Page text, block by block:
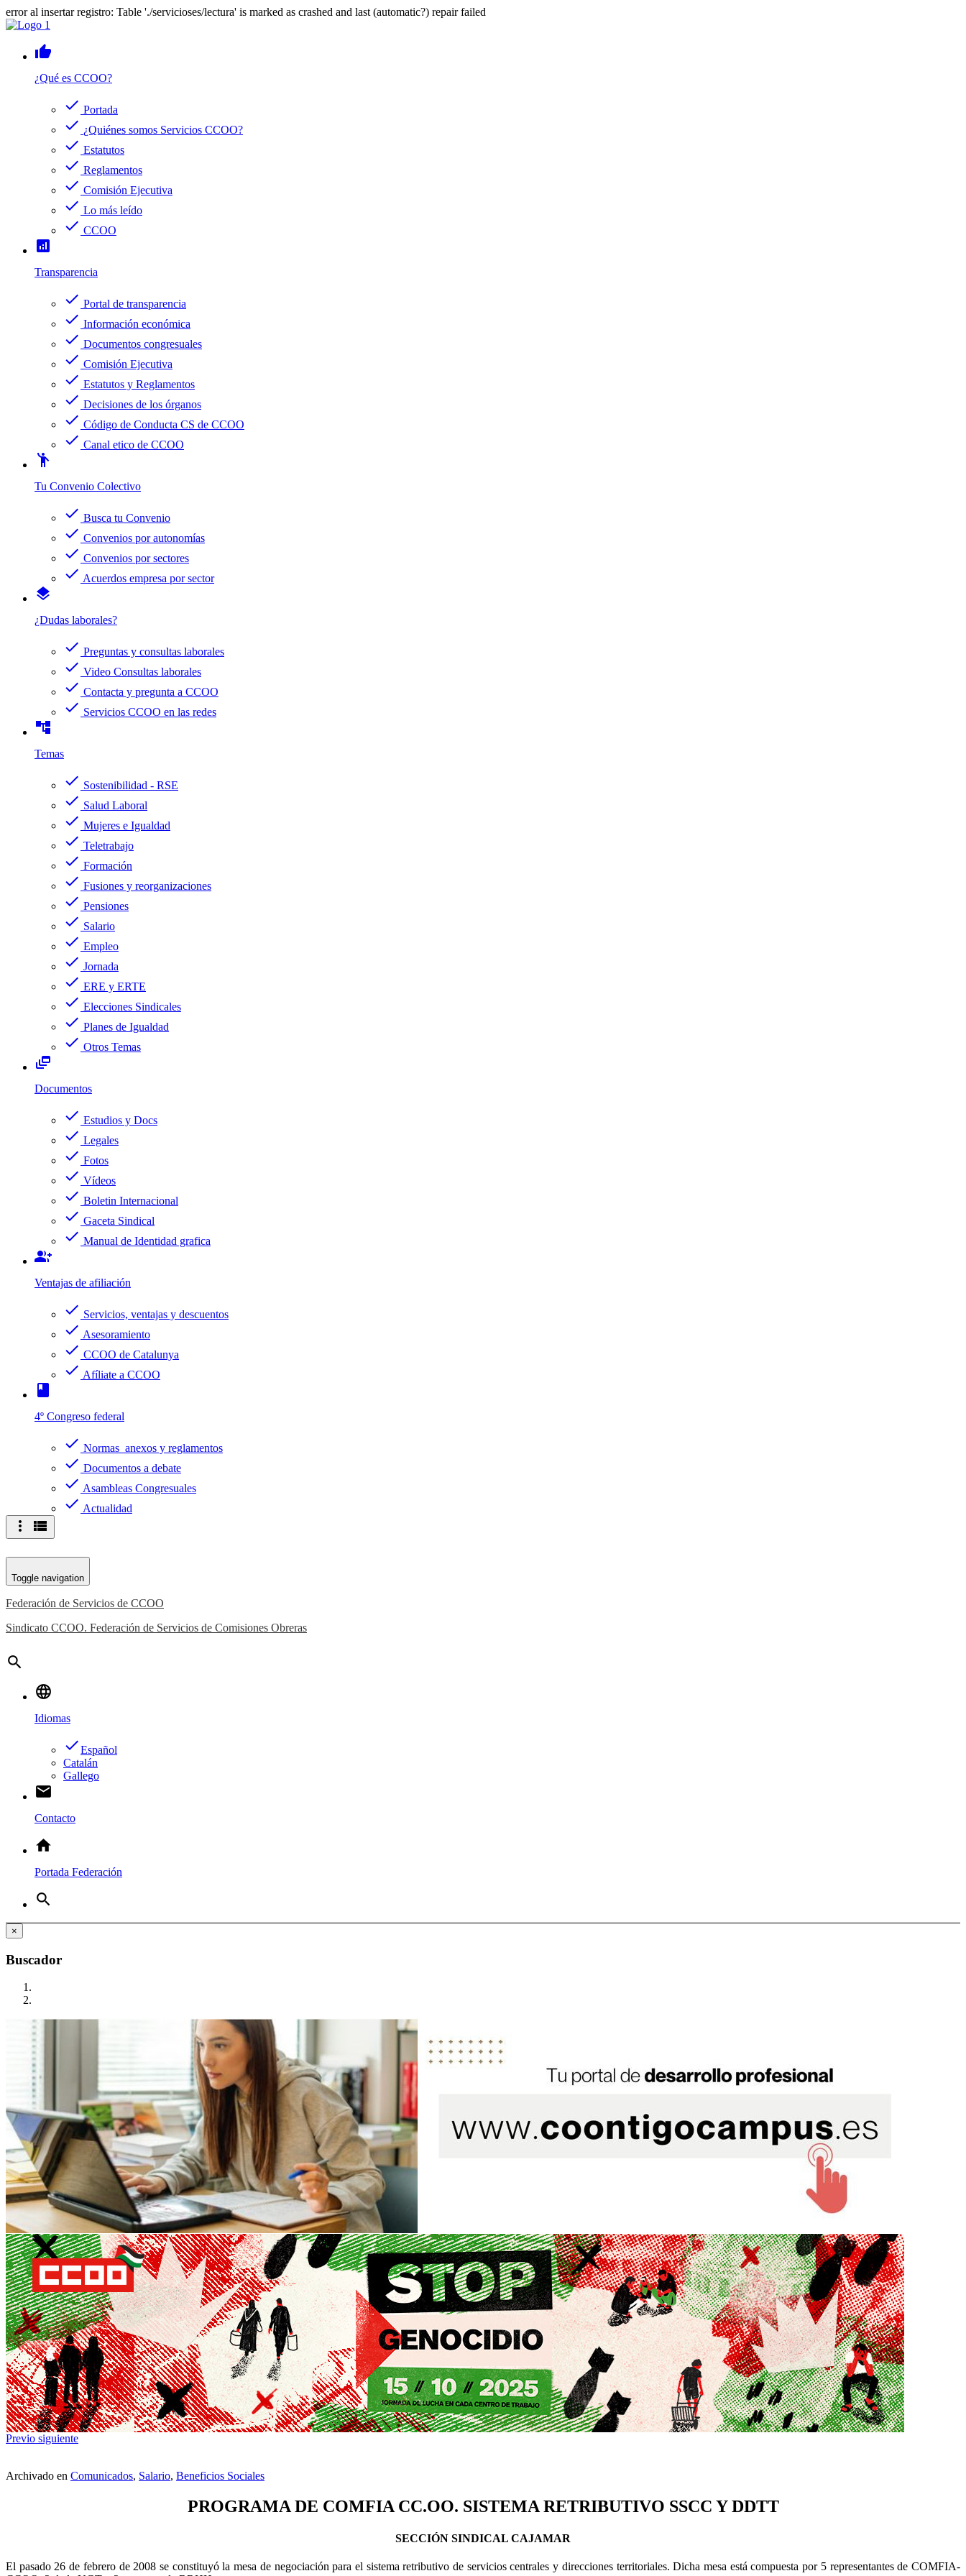
error al insertar registro: Table './servicioses/lectura' is marked as crashed and last (automatic?) repair failed
thumb_up
¿Qué es CCOO?
check Portada
check ¿Quiénes somos Servicios CCOO?
check Estatutos
check Reglamentos
check Comisión Ejecutiva
check Lo más leído
check CCOO
analytics
Transparencia
check Portal de transparencia
check Información económica
check Documentos congresuales
check Comisión Ejecutiva
check Estatutos y Reglamentos
check Decisiones de los órganos
check Código de Conducta CS de CCOO
check Canal etico de CCOO
emoji_people
Tu Convenio Colectivo
check Busca tu Convenio
check Convenios por autonomías
check Convenios por sectores
check Acuerdos empresa por sector
layers
¿Dudas laborales?
check Preguntas y consultas laborales
check Video Consultas laborales
check Contacta y pregunta a CCOO
check Servicios CCOO en las redes
account_tree
Temas
check Sostenibilidad - RSE
check Salud Laboral
check Mujeres e Igualdad
check Teletrabajo
check Formación
check Fusiones y reorganizaciones
check Pensiones
check Salario
check Empleo
check Jornada
check ERE y ERTE
check Elecciones Sindicales
check Planes de Igualdad
check Otros Temas
dynamic_feed
Documentos
check Estudios y Docs
check Legales
check Fotos
check Vídeos
check Boletin Internacional
check Gaceta Sindical
check Manual de Identidad grafica
group_add
Ventajas de afiliación
check Servicios, ventajas y descuentos
check Asesoramiento
check CCOO de Catalunya
check Afíliate a CCOO
book
4º Congreso federal
check Normas anexos y reglamentos
check Documentos a debate
check Asambleas Congresuales
check Actualidad
more_vert view_list
Toggle navigation
Federación de Servicios de CCOO
Sindicato CCOO. Federación de Servicios de Comisiones Obreras
search
language
Idiomas
doneEspañol
Catalán
Gallego
email
Contacto
home
Portada Federación
search
×
Buscador
Previo siguiente
Archivado en Comunicados, Salario, Beneficios Sociales
PROGRAMA DE COMFIA CC.OO. SISTEMA RETRIBUTIVO SSCC Y DDTT
SECCIÓN SINDICAL CAJAMAR
El pasado 26 de febrero de 2008 se constituyó la mesa de negociación para el sistema retributivo de servicios centrales y direcciones territoriales. Dicha mesa está compuesta por 5 representantes de COMFIA-